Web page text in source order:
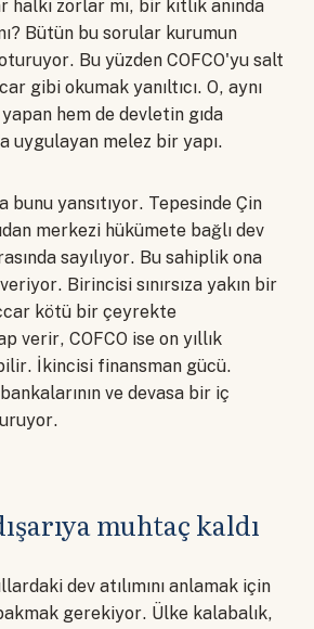
zorlar mı, bir kıtlık anında
Bütün bu sorular kurumun
Bu yüzden COFCO'yu salt
gibi okumak yanıltıcı. O, aynı
hem de devletin gıda
uygulayan melez bir yapı.
bunu yansıtıyor. Tepesinde Çin
merkezi hükümete bağlı dev
sayılıyor. Bu sahiplik ona
Birincisi sınırsıza yakın bir
kötü bir çeyrekte
verir, COFCO ise on yıllık
İkincisi finansman gücü.
ve devasa bir iç
muhtaç kaldı
dev atılımını anlamak için
gerekiyor. Ülke kalabalık,